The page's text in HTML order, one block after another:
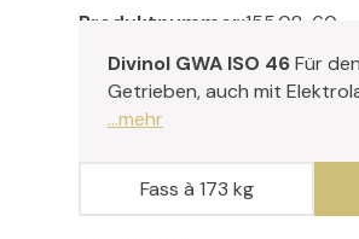
Produktnummer:155.08-60
Divinol GWA ISO 46Für
Getrieben, auch mit
...mehr
Fass à 173 kg